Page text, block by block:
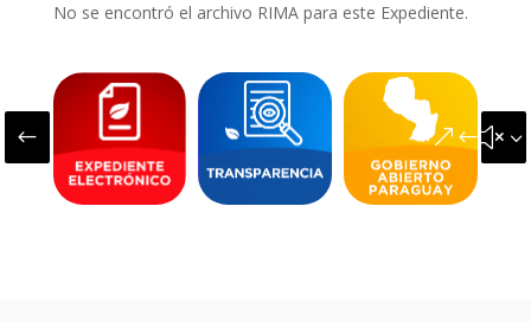
No se encontró el archivo RIMA para este Expediente.
#